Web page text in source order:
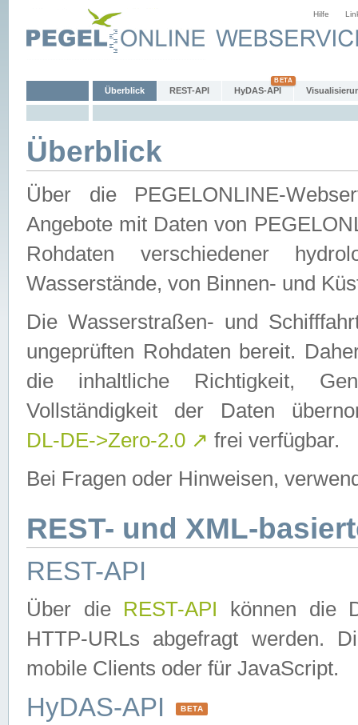
Hilfe
Überblick REST-API HyDAS-API
Überblick
Über die PEGELONLINE-
Angebote mit Daten von
Rohdaten verschiedener
Wasserstände, von Binnen- und
Die Wasserstraßen- und
ungeprüften Rohdaten bereit.
die inhaltliche Richtigkeit,
Vollständigkeit der Daten
DL-DE->Zero-2.0 ↗ frei verfügbar.
Bei Fragen oder Hinweisen,
REST- und XML-
REST-API
Über die REST-API können die
HTTP-URLs abgefragt werden.
mobile Clients oder für JavaScript.
HyDAS-API BETA